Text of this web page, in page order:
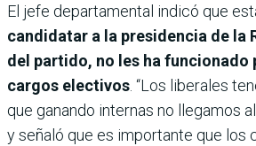
El jefe departamental indicó que
candidatar a la presidencia de la
del partido, no les ha funcionado
cargos electivos. “Los liberales
que ganando internas no llegamos
y señaló que es importante que los